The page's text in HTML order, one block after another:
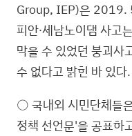
Group, IEP)은 2019.
피안∙세남노이댐 사고
막을 수 있었던 붕괴사
수 없다고 밝힌 바 있다.
○ 국내외 시민단체들
정책 선언문'을 공표하